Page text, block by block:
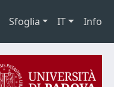
Sfoglia IT Info